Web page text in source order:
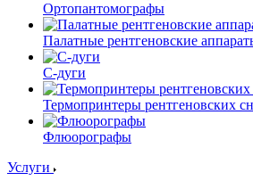
Ортопантомографы
Палатные рентгеновские
С-дуги
Термопринтеры рентгеновских
Флюорографы
Услуги